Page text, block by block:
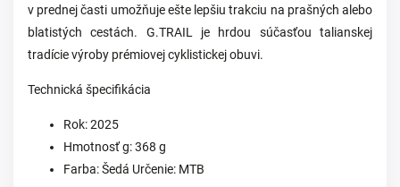
v prednej časti umožňuje ešte lepšiu trakciu na prašných alebo
blatistých cestách. G.TRAIL je hrdou súčasťou talianskej
tradície výroby prémiovej cyklistickej obuvi.
Technická špecifikácia
Rok: 2025
Hmotnosť g: 368 g
Farba: Šedá Určenie: MTB